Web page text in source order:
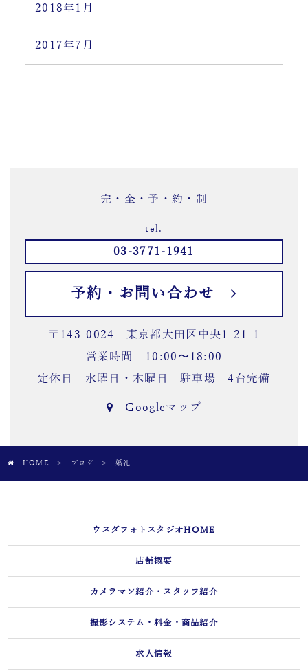
2018年1月
2017年7月
完・全・予・約・制
tel.
03-3771-1941
予約・お問い合わせ
〒143-0024 東京都大田区中央1-21-1
営業時間 10:00〜18:00
定休日 水曜日・木曜日 駐車場 4台完備
Googleマップ
HOME > ブログ > 婚礼
ウスダフォトスタジオHOME
店舗概要
カメラマン紹介・スタッフ紹介
撮影システム・料金・商品紹介
求人情報